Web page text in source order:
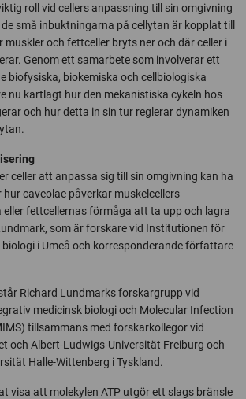
roll vid cellers anpassning till sin omgivning
små inbuktningarna på cellytan är kopplat till
muskler och fettceller bryts ner och där celler i
Genom ett samarbete som involverar ett
biofysiska, biokemiska och cellbiologiska
nu kartlagt hur den mekanistiska cykeln hos
och hur detta in sin tur reglerar dynamiken
celler att anpassa sig till sin omgivning kan ha
caveolae påverkar muskelcellers
fettcellernas förmåga att ta upp och lagra
som är forskare vid Institutionen för
i Umeå och korresponderande författare
Richard Lundmarks forskargrupp vid
medicinsk biologi och Molecular Infection
tillsammans med forskarkollegor vid
och Albert-Ludwigs-Universität Freiburg och
Halle-Wittenberg i Tyskland.
visa att molekylen ATP utgör ett slags bränsle